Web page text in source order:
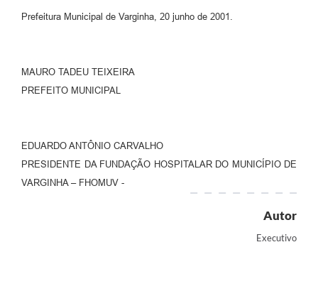
Prefeitura Municipal de Varginha, 20 junho de 2001.
MAURO TADEU TEIXEIRA
PREFEITO MUNICIPAL
EDUARDO ANTÔNIO CARVALHO
PRESIDENTE DA FUNDAÇÃO HOSPITALAR DO MUNICÍPIO DE
VARGINHA – FHOMUV -
Autor
Executivo